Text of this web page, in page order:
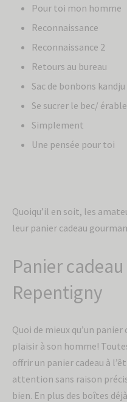
Inscris-
recevoir
rabais
Sois le premier à
nouveaux produits
Pour toi mon homme
Reconnaissance
Reconnaissance 2
Retours au bureau
Sac de bonbons kandju
Se sucrer le bec/ érable
Simplement
Une pensée pour toi
Quoiqu’il en soit, les
leur panier cadeau
Panier
Repentigny
Quoi de mieux qu’un
plaisir à son homme!
offrir un panier cadeau à
attention sans raison
bien. En plus des boîtes